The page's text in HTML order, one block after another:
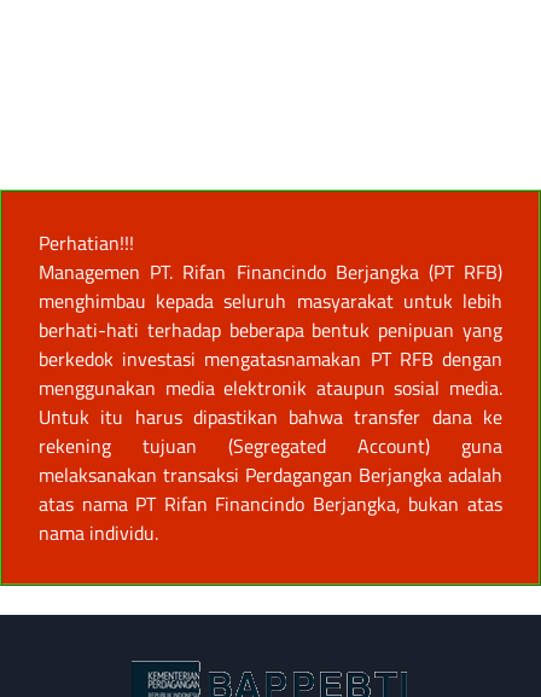
Perhatian!!!
Managemen PT. Rifan Financindo Berjangka (PT RFB)
menghimbau kepada seluruh masyarakat untuk lebih
berhati-hati terhadap beberapa bentuk penipuan yang
berkedok investasi mengatasnamakan PT RFB dengan
menggunakan media elektronik ataupun sosial media.
Untuk itu harus dipastikan bahwa transfer dana ke
rekening tujuan (Segregated Account) guna
melaksanakan transaksi Perdagangan Berjangka adalah
atas nama PT Rifan Financindo Berjangka, bukan atas
nama individu.